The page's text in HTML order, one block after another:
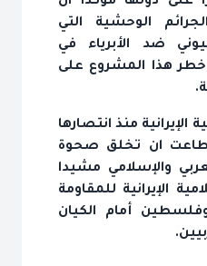
الوحشية التي
ضد الأبرياء في
خطر هذا المشروع على
الإيرانية منذ انتصارها
ان تخلق صحوة
والإسلامي مشيدا
الإيرانية للمقاومة
أمام الكيان